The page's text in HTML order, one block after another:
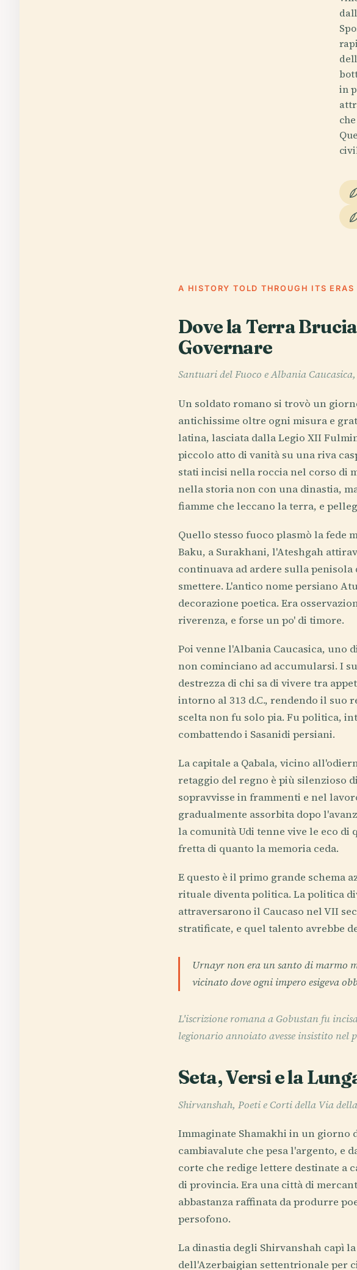
in
A HISTORY TOLD THROUGH ITS ERAS
Dove la Terra
Governare
Santuari del Fuoco e Albania
Un soldato romano si trovò un
antichissime oltre ogni misura e
latina, lasciata dalla Legio XII
piccolo atto di vanità su una riva
stati incisi nella roccia nel corso di
nella storia non con una dinastia,
fiamme che leccano la terra, e
Quello stesso fuoco plasmò la
Baku, a Surakhani, l'Ateshgah
continuava ad ardere sulla penisola
smettere. L'antico nome persiano
decorazione poetica. Era
riverenza, e forse un po' di timore.
Poi venne l'Albania Caucasica, uno
non cominciano ad accumularsi. I
destrezza di chi sa di vivere tra
intorno al 313 d.C., rendendo il
scelta non fu solo pia. Fu politica,
combattendo i Sasanidi persiani.
La capitale a Qabala, vicino
retaggio del regno è più silenzioso
sopravvisse in frammenti e nel
gradualmente assorbita dopo
la comunità Udi tenne vive le eco
fretta di quanto la memoria ceda.
E questo è il primo grande schema
rituale diventa politica. La politica
attraversarono il Caucaso nel VII
stratificate, e quel talento avrebbe
Urnayr non era un santo di marmo
vicinato dove ogni impero esigeva
L'iscrizione romana a Gobustan fu
legionario annoiato avesse insistito nel
Seta, Versi e la
Shirvanshah, Poeti e Corti della Via
Immaginate Shamakhi in un giorno
cambiavalute che pesa l'argento, e
corte che redige lettere destinate a
di provincia. Era una città di
abbastanza raffinata da produrre
persofono.
La dinastia degli Shirvanshah capì
dell'Azerbaigian settentrionale per